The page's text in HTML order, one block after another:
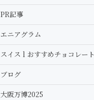
PR記事
エニアグラム
スイス l おすすめチョコレート
ブログ
大阪万博2025